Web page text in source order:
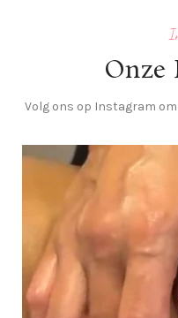
Onze
Volg ons op Instagram